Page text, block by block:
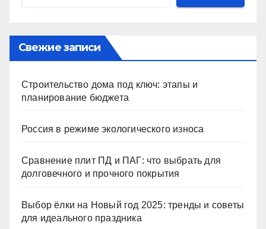
Свежие записи
Строительство дома под ключ: этапы и
планирование бюджета
Россия в режиме экологического износа
Сравнение плит ПД и ПАГ: что выбрать для
долговечного и прочного покрытия
Выбор ёлки на Новый год 2025: тренды и советы
для идеального праздника